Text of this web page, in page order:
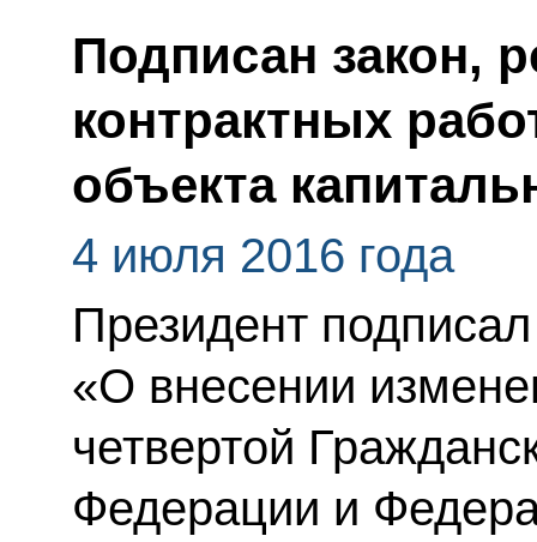
Подписан закон,
контрактных
объекта
4 июля 2016 года
Президент
«О внесении
четвертой
Федерации и